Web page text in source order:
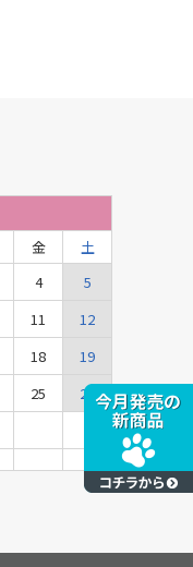
金
土
4
5
11
12
18
19
25
26